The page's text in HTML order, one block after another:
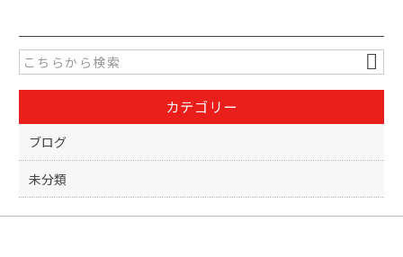
e
b
o
o
k
er
カテゴリー
ブログ
未分類